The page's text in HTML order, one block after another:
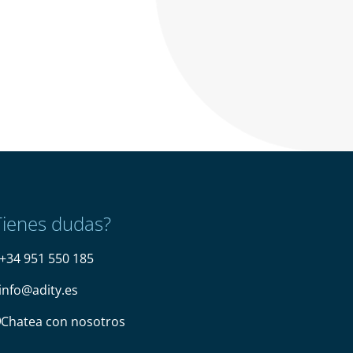
dudas?
+34 951 550 185
Chatea con nosotros